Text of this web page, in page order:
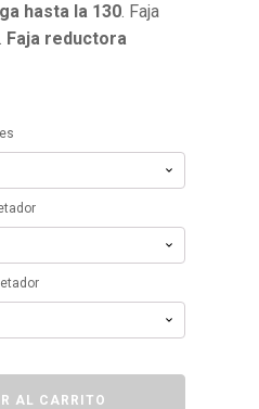
hasta la 130. Faja
Faja reductora
AL CARRITO